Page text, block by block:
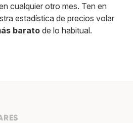
cualquier otro mes. Ten en
estadística de precios volar
barato de lo habitual.